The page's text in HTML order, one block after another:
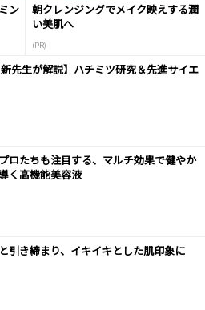
ン
朝クレンジングでメイク映えする潤
い美肌へ
(PR)
新先生が解説】ハチミツ研究＆先進サイエ
ロたちも注目する、マルチ効果で健やか
く高機能美容液
引き締まり、イキイキとした肌印象に